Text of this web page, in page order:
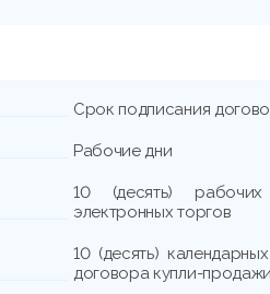
Срок подписания
Рабочие дни
10 (десять)
электронных торгов
10 (десять)
договора купли-